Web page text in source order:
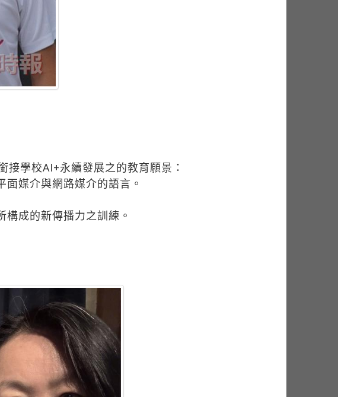
學校AI+永續發展之的教育願景：
媒介與網路媒介的語言。
成的新傳播力之訓練。